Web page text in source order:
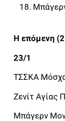
Η επόμενη
23/1
ΤΣΣΚΑ
Ζενίτ Αγίας
Μπάγερν